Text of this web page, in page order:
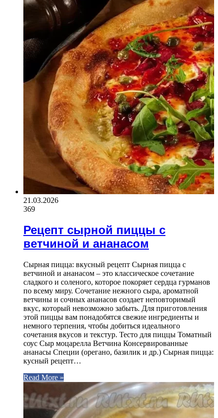
21.03.2026
369
Рецепт сырной пиццы с
ветчиной и ананасом
Сырная пицца: вкусный рецепт Сырная пицца с
ветчиной и ананасом – это классическое сочетание
сладкого и соленого, которое покоряет сердца гурманов
по всему миру. Сочетание нежного сыра, ароматной
ветчины и сочных ананасов создает неповторимый
вкус, который невозможно забыть. Для приготовления
этой пиццы вам понадобятся свежие ингредиенты и
немного терпения, чтобы добиться идеального
сочетания вкусов и текстур. Тесто для пиццы Томатный
соус Сыр моцарелла Ветчина Консервированные
ананасы Специи (орегано, базилик и др.) Сырная пицца:
кусный рецепт…
Read More »